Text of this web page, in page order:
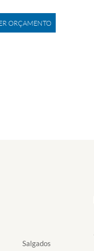
ORÇAMENTO
Salgados